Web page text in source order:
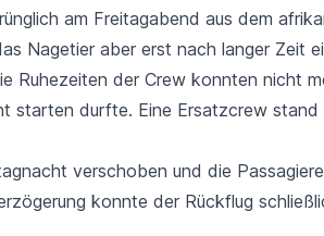
am Freitagabend aus dem
Nagetier aber erst nach langer Zeit
Ruhezeiten der Crew konnten nicht
starten durfte. Eine Ersatzcrew
verschoben und die
konnte der Rückflug